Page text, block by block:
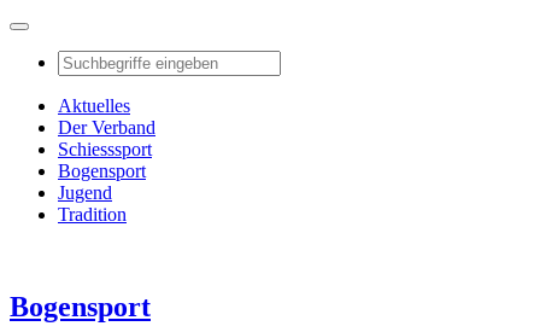
Aktuelles
Der Verband
Schiesssport
Bogensport
Jugend
Tradition
Bogensport